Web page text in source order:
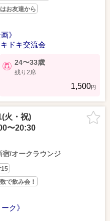
お友達から
》
ドキ交流会
24〜33歳
残り2席
1,500円
火・祝)
〜20:30
宿/オークラウンジ
15
で飲み会！
ク》